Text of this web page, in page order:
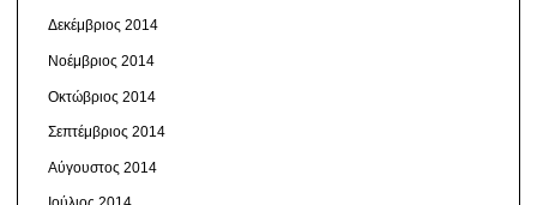
Δεκέμβριος 2014
Νοέμβριος 2014
Οκτώβριος 2014
Σεπτέμβριος 2014
Αύγουστος 2014